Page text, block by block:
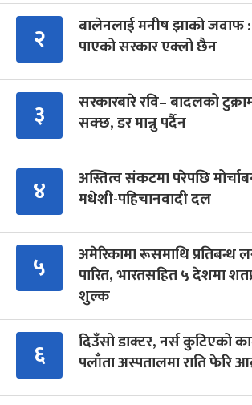
२
बालेनलाई मनीष झाको जवाफ
पाएको सरकार एक्लो छैन
३
सरकारबारे रवि– बादलको
सक्छ, डर मान्नु पर्दैन
४
अस्तित्व संकटमा परेपछि
मधेशी-पहिचानवादी दल
५
अमेरिकामा रूसमाथि प्रतिबन्ध
पारित, भारतसहित ५ देशमा
शुल्क
६
दिउँसो डाक्टर, नर्स कुटिएको
पलाँता अस्पतालमा राति फेरि